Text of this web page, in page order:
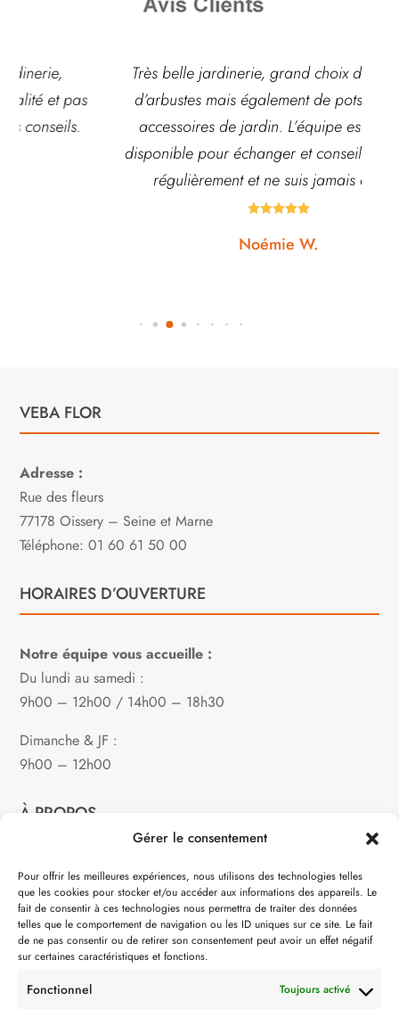
Gérer le consentement
Pour offrir les meilleures expériences, nous utilisons des technologies telles
que les cookies pour stocker et/ou accéder aux informations des appareils. Le
fait de consentir à ces technologies nous permettra de traiter des données
telles que le comportement de navigation ou les ID uniques sur ce site. Le fait
de ne pas consentir ou de retirer son consentement peut avoir un effet négatif
sur certaines caractéristiques et fonctions.
Fonctionnel Toujours activé
Très belle jardinerie, grand choix de fleurs et
d’arbustes mais également de pots ou autre
accessoires de jardin. L’équipe est souvent
disponible pour échanger et conseiller. J’y vais
régulièrement et ne suis jamais déçue.
VEBA FLOR
Adresse :
Rue des fleurs
77178 Oissery – Seine et Marne
Téléphone: 01 60 61 50 00
HORAIRES D’OUVERTURE
Notre équipe vous accueille :
Du lundi au samedi :
9h00 – 12h00 / 14h00 – 18h30
Dimanche & JF :
9h00 – 12h00
À PROPOS
Notre philosophie
Contact
Partenaire de: